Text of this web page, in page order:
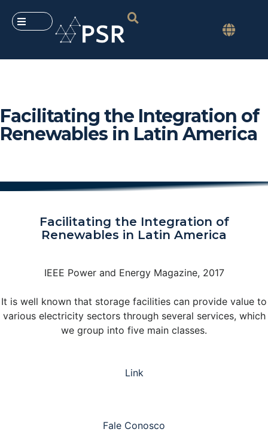
Facilitating the Integration of
Renewables in Latin America
Facilitating the Integration of
Renewables in Latin America
IEEE Power and Energy Magazine, 2017
It is well known that storage facilities can provide value to
various electricity sectors through several services, which
we group into five main classes.
Link
Fale Conosco